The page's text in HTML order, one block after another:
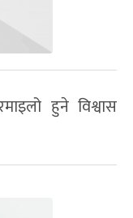
हुने विश्वास